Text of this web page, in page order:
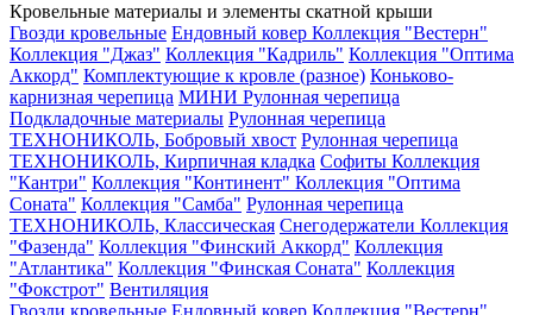
Кровельные материалы и элементы скатной крыши
Гвозди кровельные Ендовный ковер Коллекция "Вестерн"
Коллекция "Джаз" Коллекция "Кадриль" Коллекция "Оптима
Аккорд" Комплектующие к кровле (разное) Коньково-
карнизная черепица МИНИ Рулонная черепица
Подкладочные материалы Рулонная черепица
ТЕХНОНИКОЛЬ, Бобровый хвост Рулонная черепица
ТЕХНОНИКОЛЬ, Кирпичная кладка Софиты Коллекция
"Кантри" Коллекция "Континент" Коллекция "Оптима
Соната" Коллекция "Самба" Рулонная черепица
ТЕХНОНИКОЛЬ, Классическая Снегодержатели Коллекция
"Фазенда" Коллекция "Финский Аккорд" Коллекция
"Атлантика" Коллекция "Финская Соната" Коллекция
"Фокстрот" Вентиляция
Гвозди кровельные Ендовный ковер Коллекция "Вестерн"